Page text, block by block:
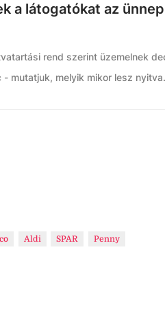
a látogatókat az
rend szerint üzemelnek
mutatjuk, melyik mikor lesz nyitva.
Aldi SPAR Penny